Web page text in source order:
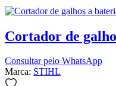
Cortador de
Consultar pelo WhatsApp
Marca: STIHL